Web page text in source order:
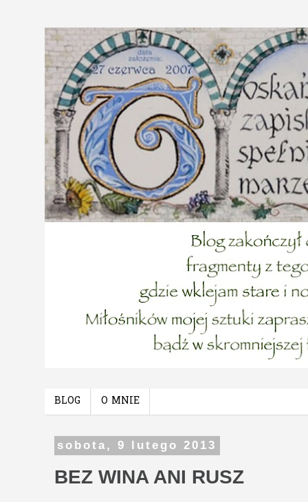
BLOG O MNIE
sobota, 9 lutego 2013
BEZ WINA ANI RUSZ